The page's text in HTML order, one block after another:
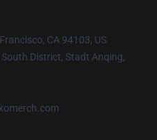
CA 94103, US
District, Stadt Anqing,